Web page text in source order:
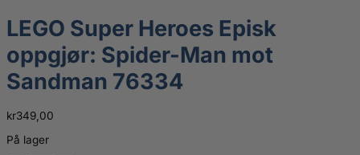
LEGO Super Heroes Episk
oppgjør: Spider-Man mot
Sandman 76334
kr349,00
På lager